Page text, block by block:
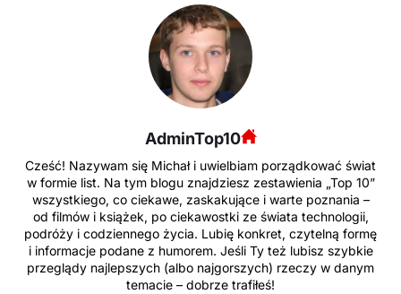
AdminTop10
Cześć! Nazywam się Michał i uwielbiam porządkować świat
w formie list. Na tym blogu znajdziesz zestawienia „Top 10”
wszystkiego, co ciekawe, zaskakujące i warte poznania –
od filmów i książek, po ciekawostki ze świata technologii,
podróży i codziennego życia. Lubię konkret, czytelną formę
i informacje podane z humorem. Jeśli Ty też lubisz szybkie
przeglądy najlepszych (albo najgorszych) rzeczy w danym
temacie – dobrze trafiłeś!